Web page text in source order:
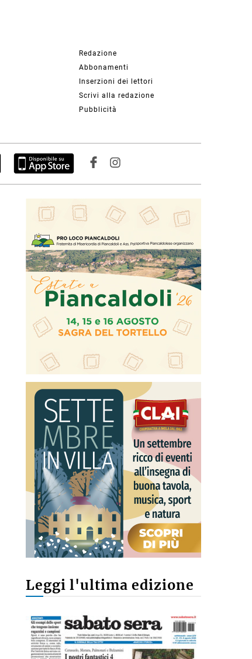
Redazione
Abbonamenti
Inserzioni dei lettori
Scrivi alla redazione
Pubblicità
Leggi l'ultima edizione